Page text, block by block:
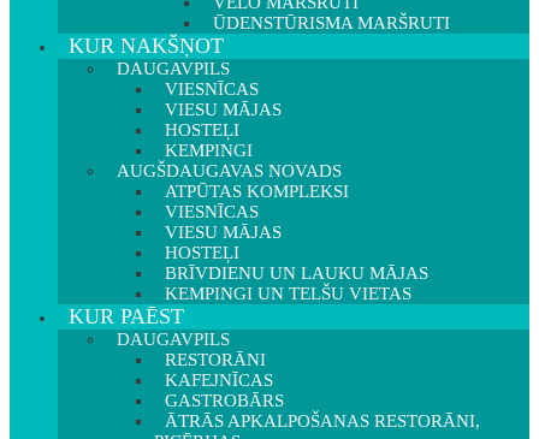
ŪDENSTŪRISMA MARŠRUTI
KUR NAKŠŅOT
DAUGAVPILS
VIESNĪCAS
VIESU MĀJAS
HOSTEĻI
KEMPINGI
AUGŠDAUGAVAS NOVADS
ATPŪTAS KOMPLEKSI
VIESNĪCAS
VIESU MĀJAS
HOSTEĻI
BRĪVDIENU UN LAUKU MĀJAS
KEMPINGI UN TELŠU VIETAS
KUR PAĒST
DAUGAVPILS
RESTORĀNI
KAFEJNĪCAS
GASTROBĀRS
ĀTRĀS APKALPOŠANAS RESTORĀNI,